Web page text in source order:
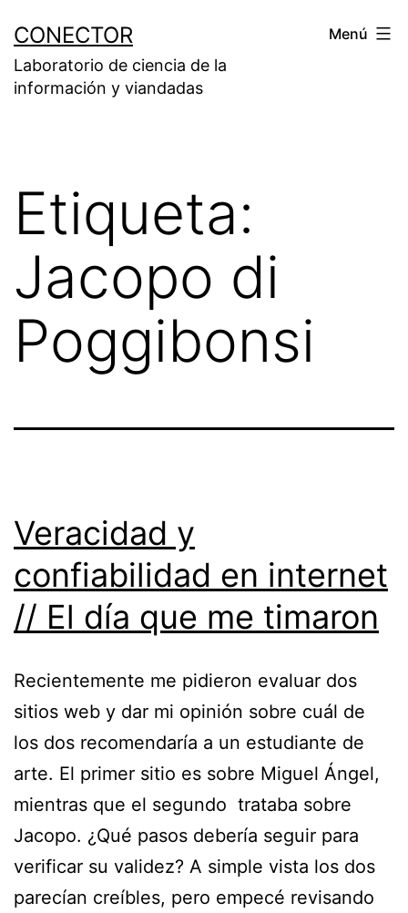
contenido
CONECTOR
Laboratorio de ciencia de la
información y viandadas
Menú
Etiqueta:
Jacopo di
Poggibonsi
Veracidad y
confiabilidad en internet
// El día que me timaron
Recientemente me pidieron evaluar dos
sitios web y dar mi opinión sobre cuál de
los dos recomendaría a un estudiante de
arte. El primer sitio es sobre Miguel Ángel,
mientras que el segundo trataba sobre
Jacopo. ¿Qué pasos debería seguir para
verificar su validez? A simple vista los dos
parecían creíbles, pero empecé revisando